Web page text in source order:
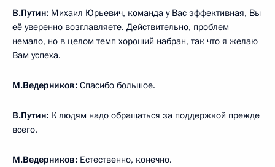
В.Путин: Михаил Юрьевич, команда у Вас эффективная, Вы
её уверенно возглавляете. Действительно, проблем
немало, но в целом темп хороший набран, так что я желаю
Вам успеха.
М.Ведерников: Спасибо большое.
В.Путин: К людям надо обращаться за поддержкой прежде
всего.
М.Ведерников: Естественно, конечно.